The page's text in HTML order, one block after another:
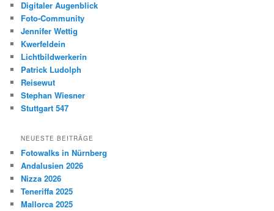
Digitaler Augenblick
Foto-Community
Jennifer Wettig
Kwerfeldein
Lichtbildwerkerin
Patrick Ludolph
Reisewut
Stephan Wiesner
Stuttgart 547
NEUESTE BEITRÄGE
Fotowalks in Nürnberg
Andalusien 2026
Nizza 2026
Teneriffa 2025
Mallorca 2025